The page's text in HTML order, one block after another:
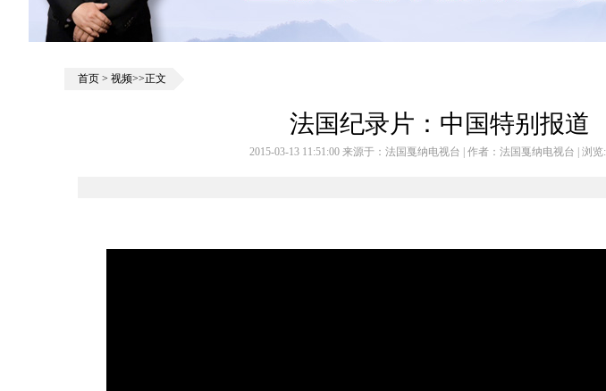
首页 > 视频>>正文
法国纪录片：中国特别报道
2015-03-13 11:51:00 来源于：法国戛纳电视台 | 作者：法国戛纳电视台 | 浏览: